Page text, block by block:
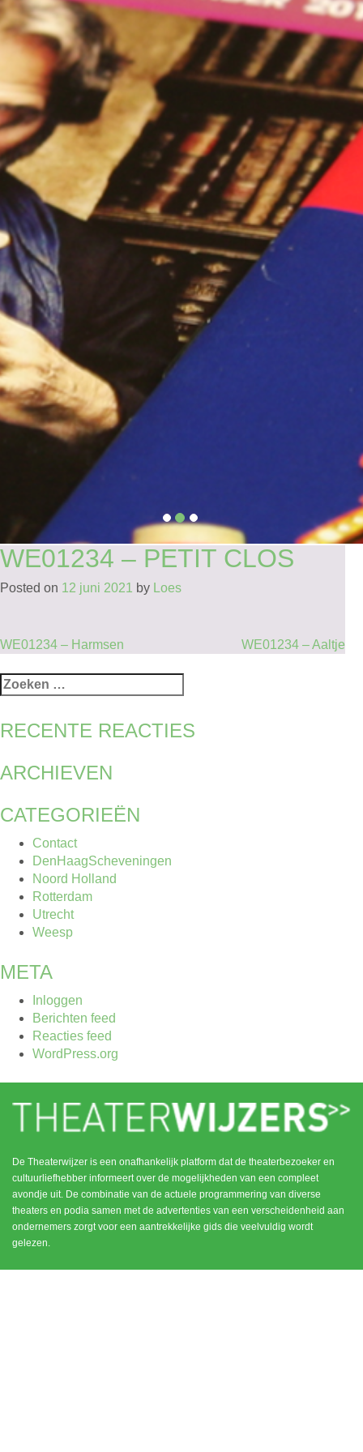
WE01234 – PETIT CLOS
Posted on 12 juni 2021 by Loes
BERICHT
NAVIGATIE
WE01234 – Harmsen WE01234 – Aaltje
Zoeken
naar:
RECENTE REACTIES
ARCHIEVEN
CATEGORIEËN
Contact
DenHaagScheveningen
Noord Holland
Rotterdam
Utrecht
Weesp
META
Inloggen
Berichten feed
Reacties feed
WordPress.org
De Theaterwijzer is een onafhankelijk platform dat de theaterbezoeker en
cultuurliefhebber informeert over de mogelijkheden van een compleet
avondje uit. De combinatie van de actuele programmering van diverse
theaters en podia samen met de advertenties van een verscheidenheid aan
ondernemers zorgt voor een aantrekkelijke gids die veelvuldig wordt
gelezen.